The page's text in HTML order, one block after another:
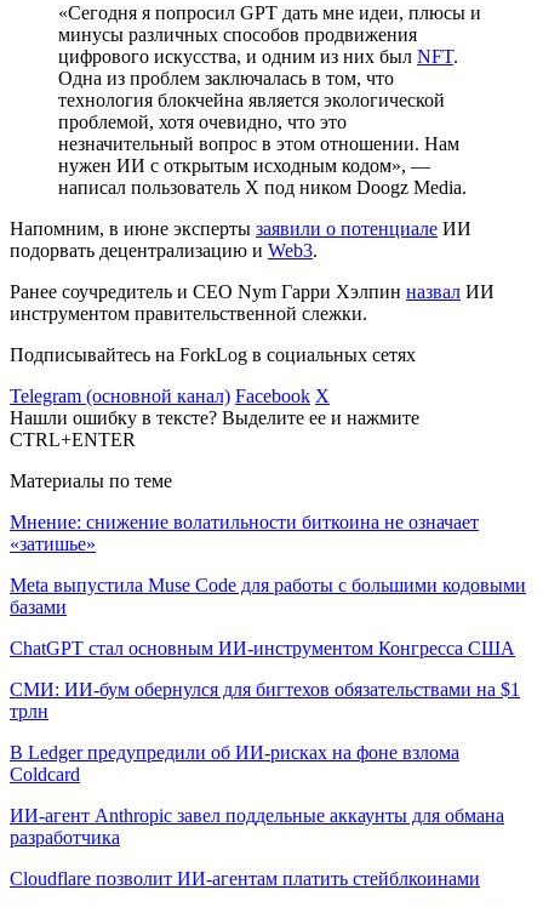
«Сегодня я попросил GPT дать мне идеи, плюсы и
минусы различных способов продвижения
цифрового искусства, и одним из них был NFT.
Одна из проблем заключалась в том, что
технология блокчейна является экологической
проблемой, хотя очевидно, что это
незначительный вопрос в этом отношении. Нам
нужен ИИ с открытым исходным кодом», —
написал пользователь X под ником Doogz Media.
Напомним, в июне эксперты заявили о потенциале ИИ
подорвать децентрализацию и Web3.
Ранее соучредитель и CEO Nym Гарри Хэлпин назвал ИИ
инструментом правительственной слежки.
Подписывайтесь на ForkLog в социальных сетях
Telegram (основной канал) Facebook X
Нашли ошибку в тексте? Выделите ее и нажмите
CTRL+ENTER
Материалы по теме
Мнение: снижение волатильности биткоина не означает
«затишье»
Meta выпустила Muse Code для работы с большими кодовыми
базами
ChatGPT стал основным ИИ-инструментом Конгресса США
СМИ: ИИ-бум обернулся для бигтехов обязательствами на $1
трлн
В Ledger предупредили об ИИ-рисках на фоне взлома
Coldcard
ИИ-агент Anthropic завел поддельные аккаунты для обмана
разработчика
Cloudflare позволит ИИ-агентам платить стейблкоинами